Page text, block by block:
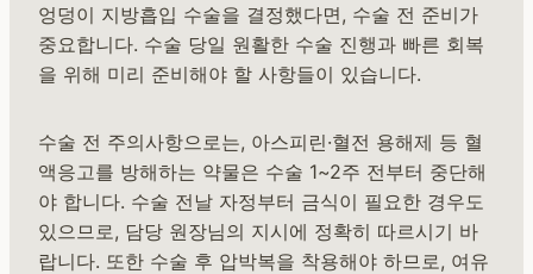
엉덩이 지방흡입 수술을 결정했다면, 수술 전 준비가
중요합니다. 수술 당일 원활한 수술 진행과 빠른 회복
을 위해 미리 준비해야 할 사항들이 있습니다.
수술 전 주의사항으로는, 아스피린·혈전 용해제 등 혈
액응고를 방해하는 약물은 수술 1~2주 전부터 중단해
야 합니다. 수술 전날 자정부터 금식이 필요한 경우도
있으므로, 담당 원장님의 지시에 정확히 따르시기 바
랍니다. 또한 수술 후 압박복을 착용해야 하므로, 여유